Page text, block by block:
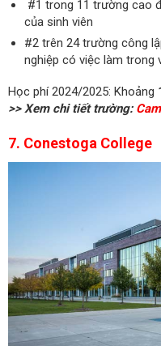
#1 trong 11 trường cao
của sinh viên
#2 trên 24 trường công
nghiệp có việc làm trong
Học phí 2024/2025: Khoảng
>> Xem chi tiết trường:
7. Conestoga College